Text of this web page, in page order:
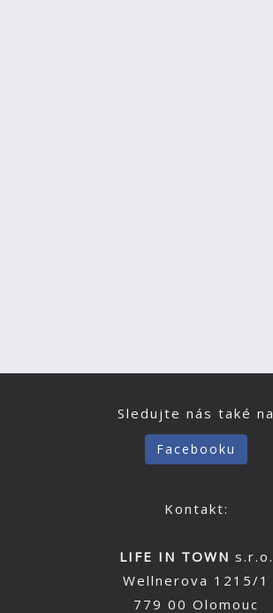
Sledujte nás také na
Facebooku
Kontakt:
LIFE IN TOWN s.r.o.
Wellnerova 1215/1
779 00 Olomouc